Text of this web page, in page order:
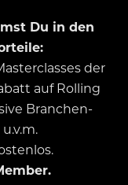
Du in den
der
auf Rolling
Branchen-